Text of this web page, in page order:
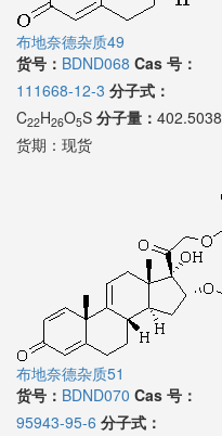
布地奈德杂质49
货号： BDND068 Cas 号：
111668-12-3 分子式：
C22H26O5S 分子量： 402.5038
货期： 现货
布地奈德杂质51
货号： BDND070 Cas 号：
95943-95-6 分子式：